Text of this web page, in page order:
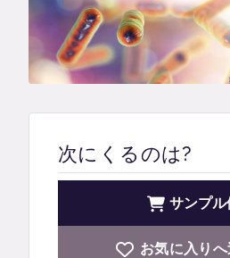
次にくるのは?
サンプル
お気に入り